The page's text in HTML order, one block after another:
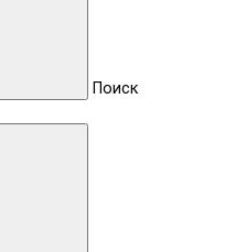
Поиск